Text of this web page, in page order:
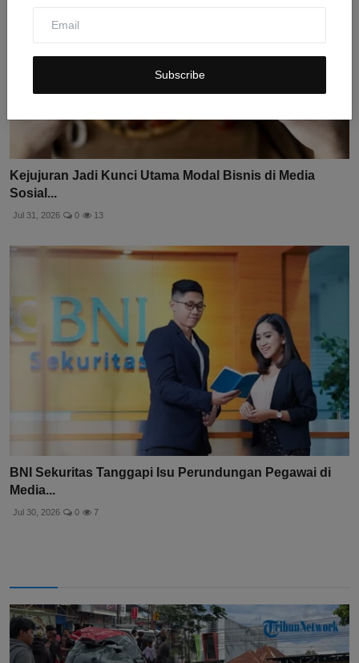
Subscribe
Kejujuran Jadi Kunci Utama Modal Bisnis di Media
Sosial...
Jul 31, 2026 0 13
BNI Sekuritas Tanggapi Isu Perundungan Pegawai di
Media...
Jul 30, 2026 0 7